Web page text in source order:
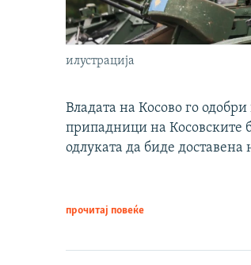
илустрација
Владата на Косово го
припадници на Косовските
одлуката да биде доставена
прочитај повеќе